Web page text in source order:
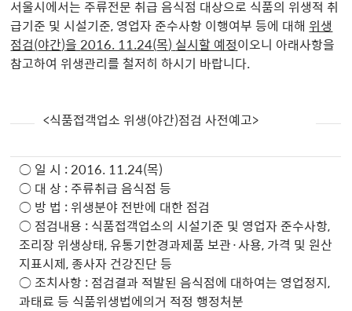
서울시에서는 주류전문 취급 음식점 대상으로 식품의 위생적 취
급기준 및 시설기준, 영업자 준수사항 이행여부 등에 대해 위생
점검(야간)을 2016. 11.24(목) 실시할 예정이오니 아래사항을
참고하여 위생관리를 철저히 하시기 바랍니다.
<식품접객업소 위생(야간)점검 사전예고>
○ 일 시 : 2016. 11.24(목)
○ 대 상 : 주류취급 음식점 등
○ 방 법 : 위생분야 전반에 대한 점검
○ 점검내용 : 식품접객업소의 시설기준 및 영업자 준수사항,
조리장 위생상태, 유통기한경과제품 보관·사용, 가격 및 원산
지표시제, 종사자 건강진단 등
○ 조치사항 : 점검결과 적발된 음식점에 대하여는 영업정지,
과태료 등 식품위생법에의거 적정 행정처분